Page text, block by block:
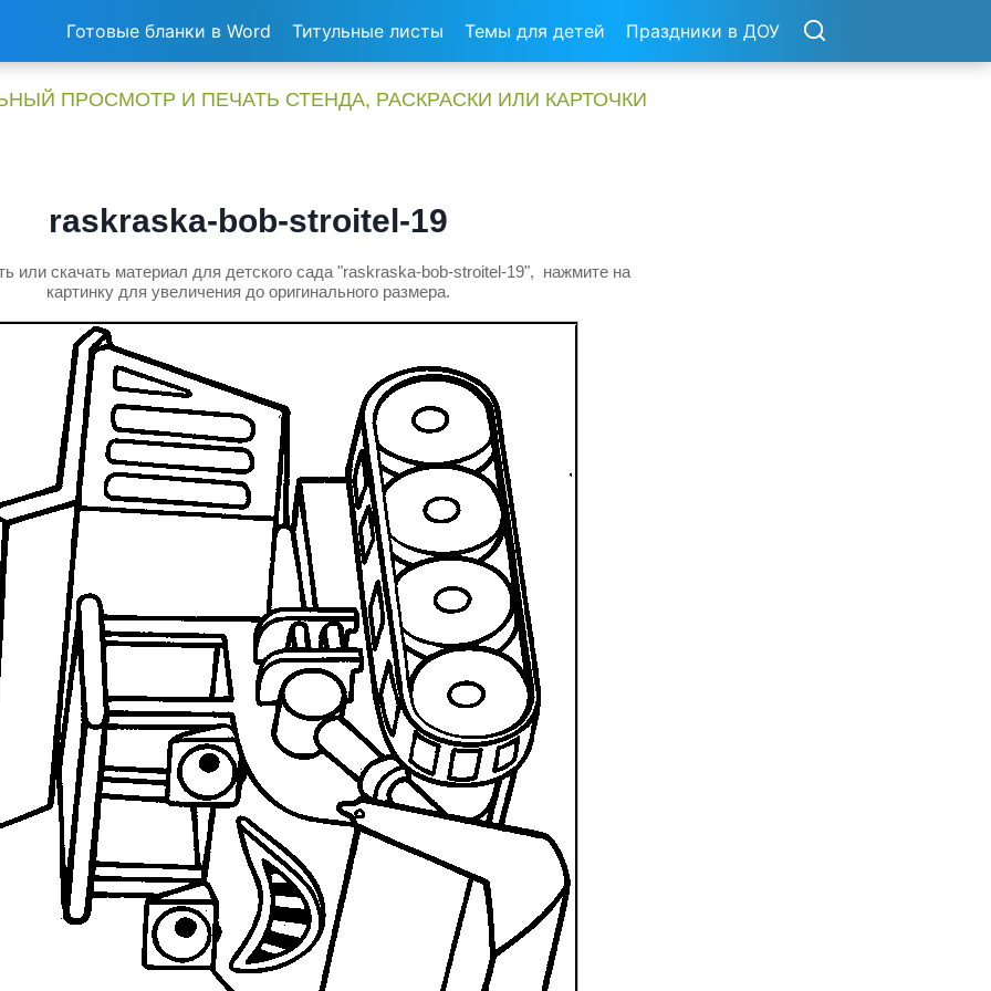
Готовые бланки в Word Титульные листы Темы для детей Праздники в ДОУ
ПРОСМОТР И ПЕЧАТЬ СТЕНДА, РАСКРАСКИ ИЛИ КАРТОЧКИ
raskraska-bob-stroitel-19
или скачать материал для детского сада "raskraska-bob-stroitel-19", нажмите на
картинку для увеличения до оригинального размера.